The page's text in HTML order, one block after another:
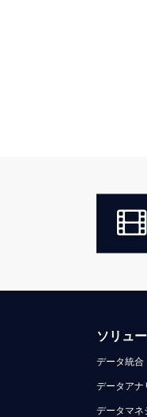
ソリュ
データ統合
データアナ
データマネ